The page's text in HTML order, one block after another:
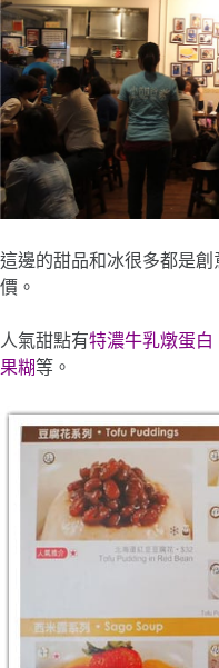
這邊的甜品和冰很多都是
價。
人氣甜點有特濃牛乳燉蛋
果糊等。